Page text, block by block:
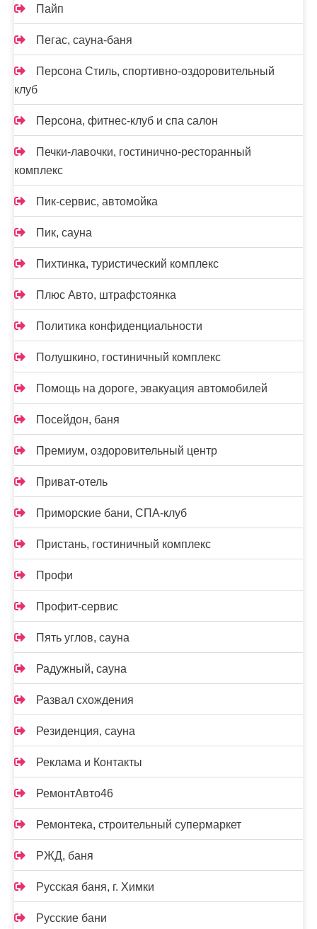
Пайп
Пегас, сауна-баня
Персона Стиль, спортивно-оздоровительный
клуб
Персона, фитнес-клуб и спа салон
Печки-лавочки, гостинично-ресторанный
комплекс
Пик-сервис, автомойка
Пик, сауна
Пихтинка, туристический комплекс
Плюс Авто, штрафстоянка
Политика конфиденциальности
Полушкино, гостиничный комплекс
Помощь на дороге, эвакуация автомобилей
Посейдон, баня
Премиум, оздоровительный центр
Приват-отель
Приморские бани, СПА-клуб
Пристань, гостиничный комплекс
Профи
Профит-сервис
Пять углов, сауна
Радужный, сауна
Развал схождения
Резиденция, сауна
Реклама и Контакты
РемонтАвто46
Ремонтека, строительный супермаркет
РЖД, баня
Русская баня, г. Химки
Русские бани